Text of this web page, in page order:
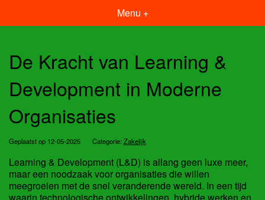
Menu +
De Kracht van Learning &
Development in Moderne
Organisaties
Geplaatst op 12-05-2025 Categorie: Zakelijk
Learning & Development (L&D) is allang geen luxe meer,
maar een noodzaak voor organisaties die willen
meegroeien met de snel veranderende wereld. In een tijd